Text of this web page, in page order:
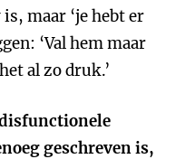
maar ‘je hebt er
‘Val hem maar
al zo druk.’
geschreven is,